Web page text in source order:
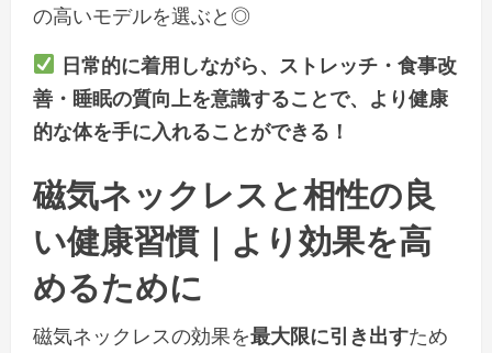
の高いモデルを選ぶと◎
日常的に着用しながら、ストレッチ・食事改
善・睡眠の質向上を意識することで、より健康
的な体を手に入れることができる！
磁気ネックレスと相性の良
い健康習慣｜より効果を高
めるために
磁気ネックレスの効果を最大限に引き出すため